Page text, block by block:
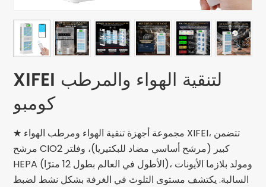
XIFEI لتنقية الهواء والمرطب
كومبو
★ مجموعة أجهزة تنقية الهواء ومرطب الهواء XIFEI، تتضمن
مرشح CIO2 كبير (مرشح أساسي مضاد للبكتيريا)، وفلتر
HEPA (الأطول في العالم بطول 12 مترًا)، ومولد بلازما الأيونات
السالبة. يكتشف مستوى التلوث في الغرفة بشكل نشط لضبط